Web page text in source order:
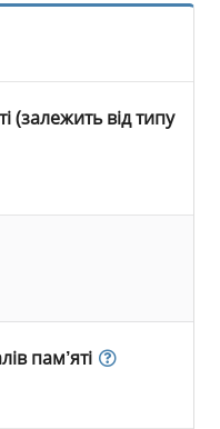
(залежить від типу
пам’яті